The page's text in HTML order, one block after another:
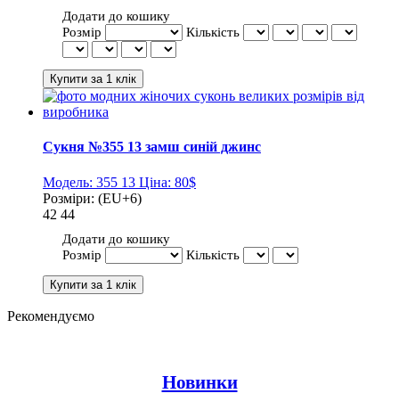
Додати до кошику
Розмір
Кількість
Сукня №355 13 замш синій джинс
Модель: 355 13 Ціна: 80$
Розміри: (EU+6)
42 44
Додати до кошику
Розмір
Кількість
Рекомендуємо
Новинки